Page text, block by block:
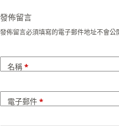
發佈留言
發佈留言必須填寫的電子郵件地址不會公
名稱 *
電子郵件 *